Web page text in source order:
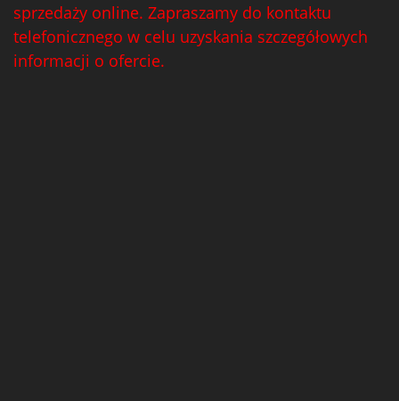
sprzedaży online. Zapraszamy do kontaktu
telefonicznego w celu uzyskania szczegółowych
informacji o ofercie.